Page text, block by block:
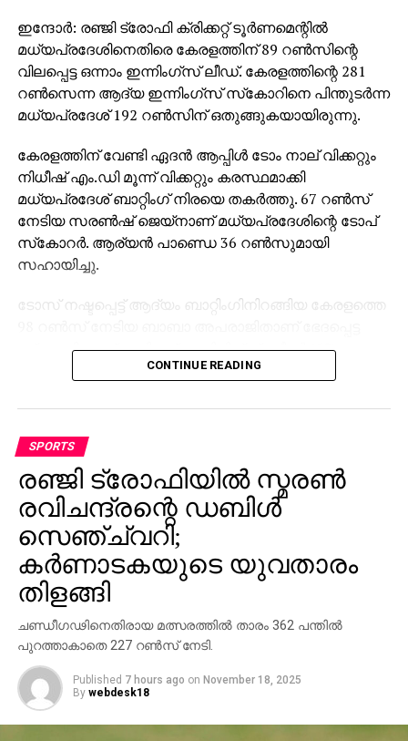
ഇന്ദോര്‍: രഞ്ജി ട്രോഫി ക്രിക്കറ്റ് ടൂര്‍ണമെന്റില്‍
മധ്യപ്രദേശിനെതിരെ കേരളത്തിന് 89 റണ്‍സിന്റെ
വിലപ്പെട്ട ഒന്നാം ഇന്നിംഗ്‌സ് ലീഡ്. കേരളത്തിന്റെ 281
റണ്‍സെന്ന ആദ്യ ഇന്നിംഗ്‌സ് സ്‌കോറിനെ പിന്തുടര്‍ന്ന
മധ്യപ്രദേശ് 192 റണ്‍സിന് ഒതുങ്ങുകയായിരുന്നു.
കേരളത്തിന് വേണ്ടി ഏദന്‍ ആപ്പിള്‍ ടോം നാല് വിക്കറ്റും
നിധീഷ് എം.ഡി മൂന്ന് വിക്കറ്റും കരസ്ഥമാക്കി
മധ്യപ്രദേശ് ബാറ്റിംഗ് നിരയെ തകര്‍ത്തു. 67 റണ്‍സ്
നേടിയ സരണ്‍ഷ് ജെയ്‌നാണ് മധ്യപ്രദേശിന്റെ ടോപ്
സ്‌കോറര്‍. ആര്യന്‍ പാണ്ഡെ 36 റണ്‍സുമായി
സഹായിച്ചു.
ടോസ് നഷ്ടപ്പെട്ട് ആദ്യം ബാറ്റിംഗിനിറങ്ങിയ കേരളത്തെ
സ്‌കോറിലേക്ക് നയിച്ചത്. അഭിജിത് പ്രവീണ്‍ (60),
അഭിഷേക് നായര്‍ (47) എന്നിവരും നിര്‍ണായക
മധ്യപ്രദേശിനായി മുഹമ്മദ് അര്‍ഷദ് ഖാന്‍ നാല്
വിക്കറ്റും സരണ്‍ഷ് ജെയ്ന്‍ മൂന്ന് വിക്കറ്റും വീഴ്ത്തി.
CONTINUE READING
SPORTS
രഞ്ജി ട്രോഫിയില്‍ സ്മരണ്‍
രവിചന്ദ്രന്റെ ഡബിള്‍
സെഞ്ച്വറി;
കര്‍ണാടകയുടെ യുവതാരം
തിളങ്ങി
ചണ്ഡീഗഢിനെതിരായ മത്സരത്തില്‍ താരം 362 പന്തില്‍
പുറത്താകാതെ 227 റണ്‍സ് നേടി.
Published 7 hours ago on November 18, 2025
By webdesk18